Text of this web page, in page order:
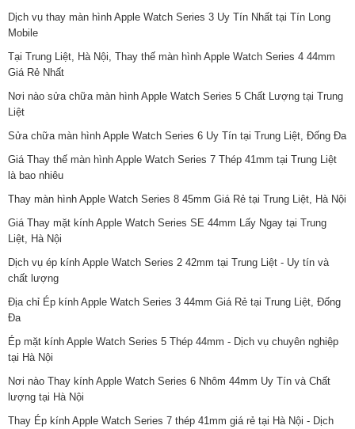
Dịch vụ thay màn hình Apple Watch Series 3 Uy Tín Nhất tại Tín Long
Mobile
Tại Trung Liệt, Hà Nội, Thay thế màn hình Apple Watch Series 4 44mm
Giá Rẻ Nhất
Nơi nào sửa chữa màn hình Apple Watch Series 5 Chất Lượng tại Trung
Liệt
Sửa chữa màn hình Apple Watch Series 6 Uy Tín tại Trung Liệt, Đống Đa
Giá Thay thế màn hình Apple Watch Series 7 Thép 41mm tại Trung Liệt
là bao nhiêu
Thay màn hình Apple Watch Series 8 45mm Giá Rẻ tại Trung Liệt, Hà Nội
Giá Thay mặt kính Apple Watch Series SE 44mm Lấy Ngay tại Trung
Liệt, Hà Nội
Dịch vụ ép kính Apple Watch Series 2 42mm tại Trung Liệt - Uy tín và
chất lượng
Địa chỉ Ép kính Apple Watch Series 3 44mm Giá Rẻ tại Trung Liệt, Đống
Đa
Ép mặt kính Apple Watch Series 5 Thép 44mm - Dịch vụ chuyên nghiệp
tại Hà Nội
Nơi nào Thay kính Apple Watch Series 6 Nhôm 44mm Uy Tín và Chất
lượng tại Hà Nội
Thay Ép kính Apple Watch Series 7 thép 41mm giá rẻ tại Hà Nội - Dịch